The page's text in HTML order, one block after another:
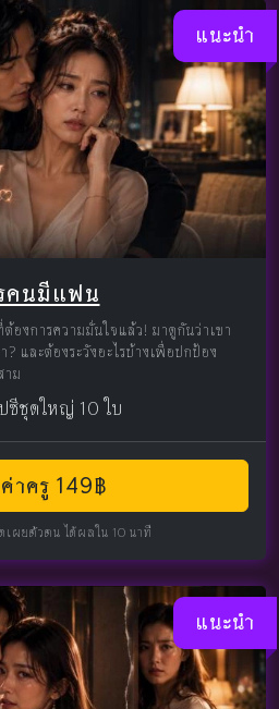
แนะนำ
คนมีแฟน
งการความมั่นใจแล้ว! มาดูกันว่าเขา
และต้องระวังอะไรบ้างเพื่อปกป้อง
ม
ซีชุดใหญ่ 10 ใบ
าครู 149฿
ผยตัวตน ได้ผลใน 10 นาที
แนะนำ